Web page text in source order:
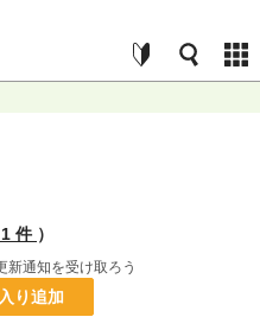
1 件 ）
新通知を受け取ろう
り追加